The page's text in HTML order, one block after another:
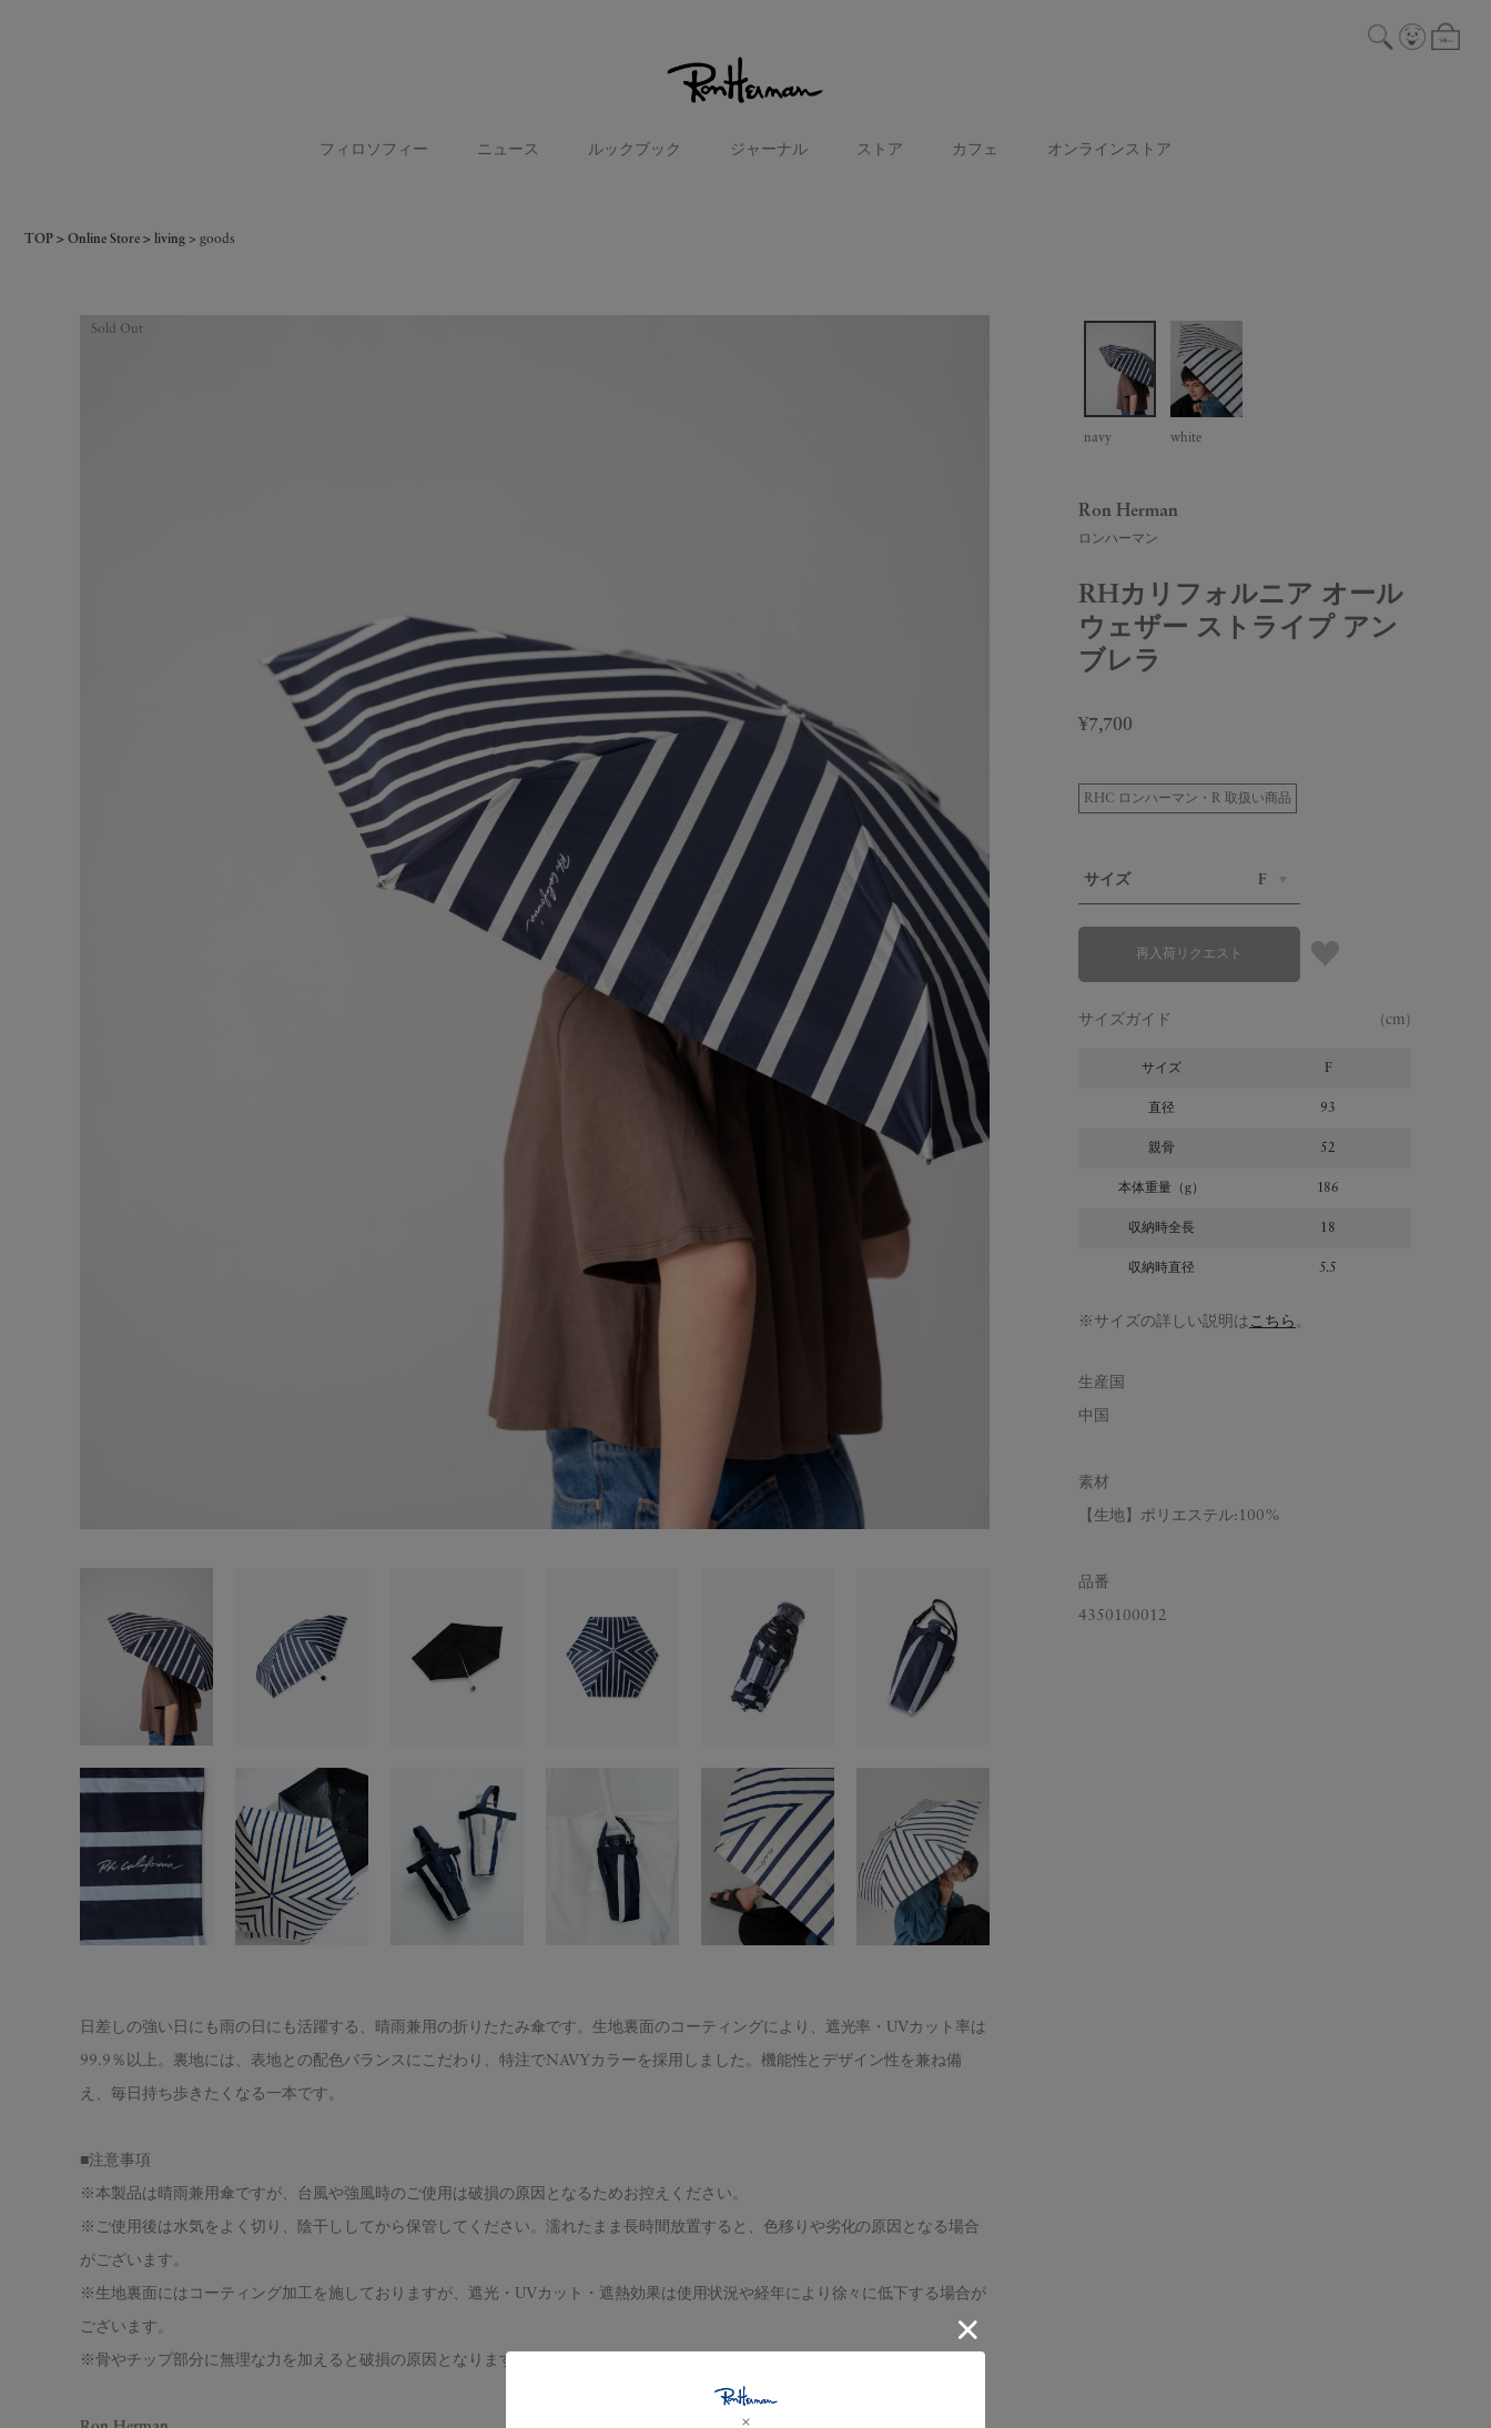
フィロソフィー ニュース ルックブック ジャーナル ストア カフェ オンラインストア
TOP Online Store living goods
Sold Out
日差しの強い日にも雨の日にも活躍する、晴雨兼用の折りたたみ傘です。生地裏面のコーティングにより、遮光率・UVカット率は
99.9％以上。裏地には、表地との配色バランスにこだわり、特注でNAVYカラーを採用しました。機能性とデザイン性を兼ね備
え、毎日持ち歩きたくなる一本です。
■注意事項
※本製品は晴雨兼用傘ですが、台風や強風時のご使用は破損の原因となるためお控えください。
※ご使用後は水気をよく切り、陰干ししてから保管してください。濡れたまま長時間放置すると、色移りや劣化の原因となる場合
がございます。
※生地裏面にはコーティング加工を施しておりますが、遮光・UVカット・遮熱効果は使用状況や経年により徐々に低下する場合が
ございます。
※骨やチップ部分に無理な力を加えると破損の原因となりますのでご注意ください。
navy white
Ron Herman
ロンハーマン
RHカリフォルニア オール
ウェザー ストライプ アン
ブレラ
¥7,700
RHC ロンハーマン・R 取扱い商品
サイズ F
再入荷リクエスト
サイズガイド (cm)
サイズ F
直径 93
親骨 52
本体重量（g） 186
収納時全長 18
収納時直径 5.5
※サイズの詳しい説明は こちら 。
生産国
中国
素材
【生地】ポリエステル:100%
品番
4350100012